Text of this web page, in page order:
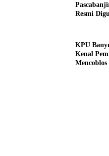
Resmi
KPU
Kenal
Mencoblos